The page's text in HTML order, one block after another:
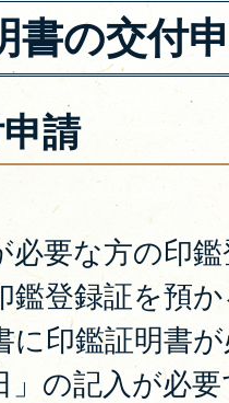
書の交付
請
必要な方の印
鑑登録証を預
に印鑑証明書
」の記入が必